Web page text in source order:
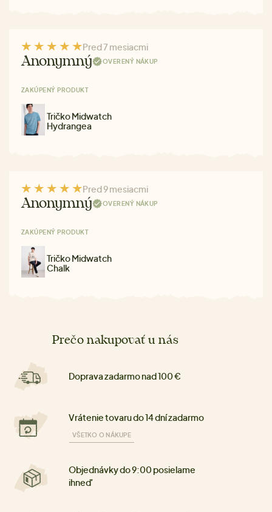
Pred 7 mesiacmi
Anonymný OVERENÝ NÁKUP
ZAKÚPENÝ PRODUKT
Tričko Midwatch
Hydrangea
Pred 9 mesiacmi
Anonymný OVERENÝ NÁKUP
ZAKÚPENÝ PRODUKT
Tričko Midwatch
Chalk
Prečo nakupovať u nás
Doprava zadarmo nad 100 €
Vrátenie tovaru do 14 dní zadarmo
VŠETKO O NÁKUPE
Objednávky do 9:00 posielame
ihneď